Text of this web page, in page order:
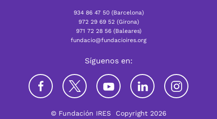
934 86 47 50 (Barcelona)
972 29 69 52 (Girona)
971 72 28 56 (Baleares)
fundacio@fundacioires.org
Síguenos en:
© Fundación IRES Copyright 2026